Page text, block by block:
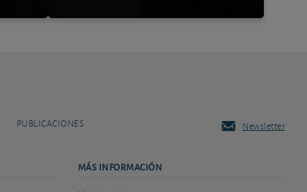
PUBLICACIONES Newsletter
MÁS INFORMACIÓN